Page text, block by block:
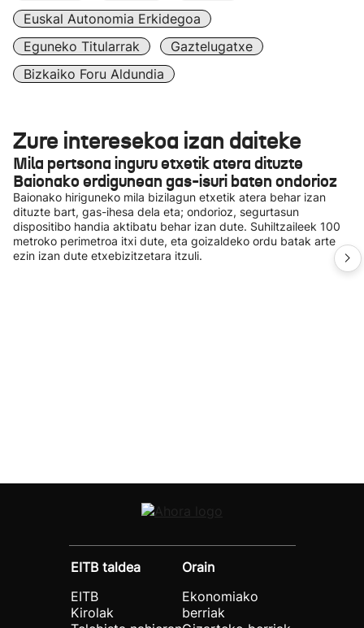
Euskal Autonomia Erkidegoa
Eguneko Titularrak
Gaztelugatxe
Bizkaiko Foru Aldundia
Zure interesekoa izan daiteke
Mila pertsona inguru etxetik atera dituzte
Baionako erdigunean gas-isuri baten ondorioz
Baionako hiriguneko mila bizilagun etxetik atera behar izan
dituzte bart, gas-ihesa dela eta; ondorioz, segurtasun
dispositibo handia aktibatu behar izan dute. Suhiltzaileek 100
metroko perimetroa itxi dute, eta goizaldeko ordu batak arte
ezin izan dute etxebizitzetara itzuli.
EITB taldea
EITB
Kirolak
Orain
Ekonomiako
berriak